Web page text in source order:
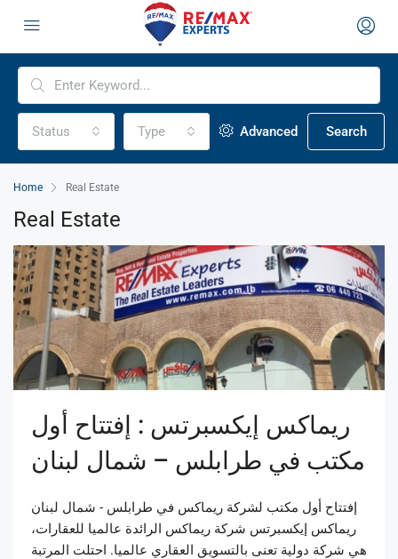
Status Type Advanced Search
Home Real Estate
Real Estate
ريماكس إيكسبرتس : إفتتاح أول
مكتب في طرابلس – شمال لبنان
إفتتاح أول مكتب لشركة ريماكس في طرابلس - شمال لبنان
ريماكس إيكسبرتس شركة ريماكس الرائدة عالميا للعقارات،
هي شركة دولية تعنى بالتسويق العقاري عالميا. احتلت المرتبة